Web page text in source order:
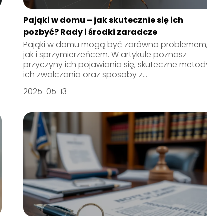
Pająki w domu – jak skutecznie się ich
pozbyć? Rady i środki zaradcze
Pająki w domu mogą być zarówno
jak i sprzymierzeńcem. W artykule poznasz
przyczyny ich pojawiania się, skuteczne
ich zwalczania oraz sposoby z...
2025-05-13